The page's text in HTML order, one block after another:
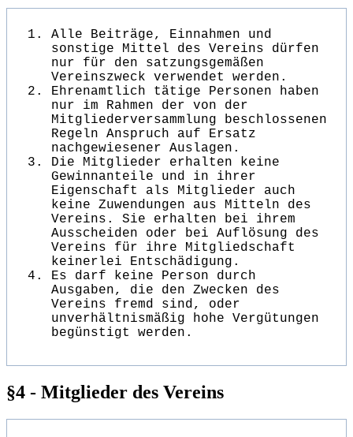
Alle Beiträge, Einnahmen und
sonstige Mittel des Vereins dürfen
nur für den satzungsgemäßen
Vereinszweck verwendet werden.
Ehrenamtlich tätige Personen haben
nur im Rahmen der von der
Mitgliederversammlung beschlossenen
Regeln Anspruch auf Ersatz
nachgewiesener Auslagen.
Die Mitglieder erhalten keine
Gewinnanteile und in ihrer
Eigenschaft als Mitglieder auch
keine Zuwendungen aus Mitteln des
Vereins. Sie erhalten bei ihrem
Ausscheiden oder bei Auflösung des
Vereins für ihre Mitgliedschaft
keinerlei Entschädigung.
Es darf keine Person durch
Ausgaben, die den Zwecken des
Vereins fremd sind, oder
unverhältnismäßig hohe Vergütungen
begünstigt werden.
§4 - Mitglieder des Vereins